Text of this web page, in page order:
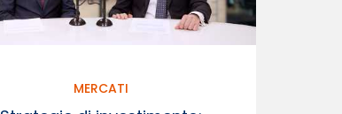
MERCATI